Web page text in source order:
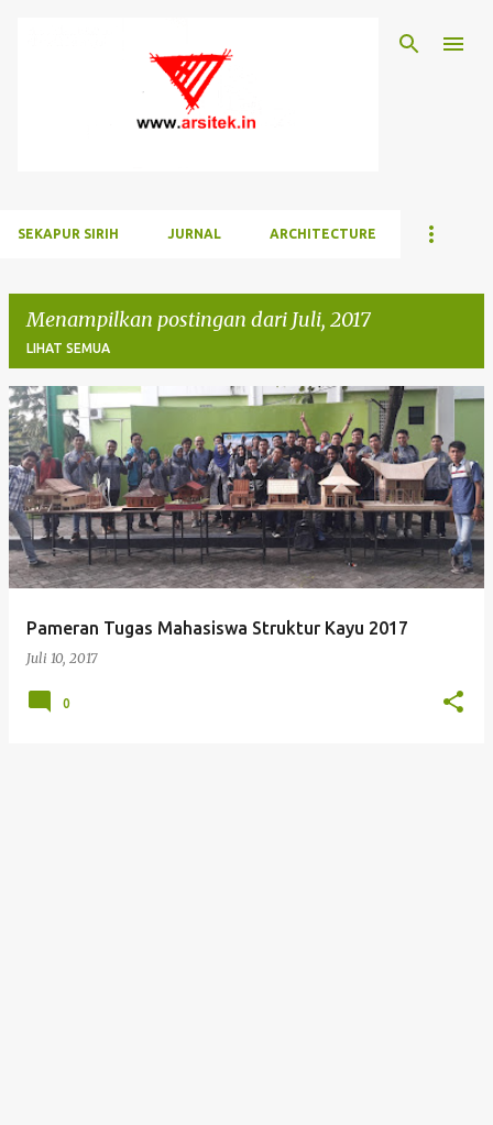
SEKAPUR SIRIH JURNAL ARCHITECTURE
Menampilkan postingan dari Juli, 2017
LIHAT SEMUA
P
o
s
t
n
Pameran Tugas Mahasiswa Struktur Kayu 2017
Juli 10, 2017
0